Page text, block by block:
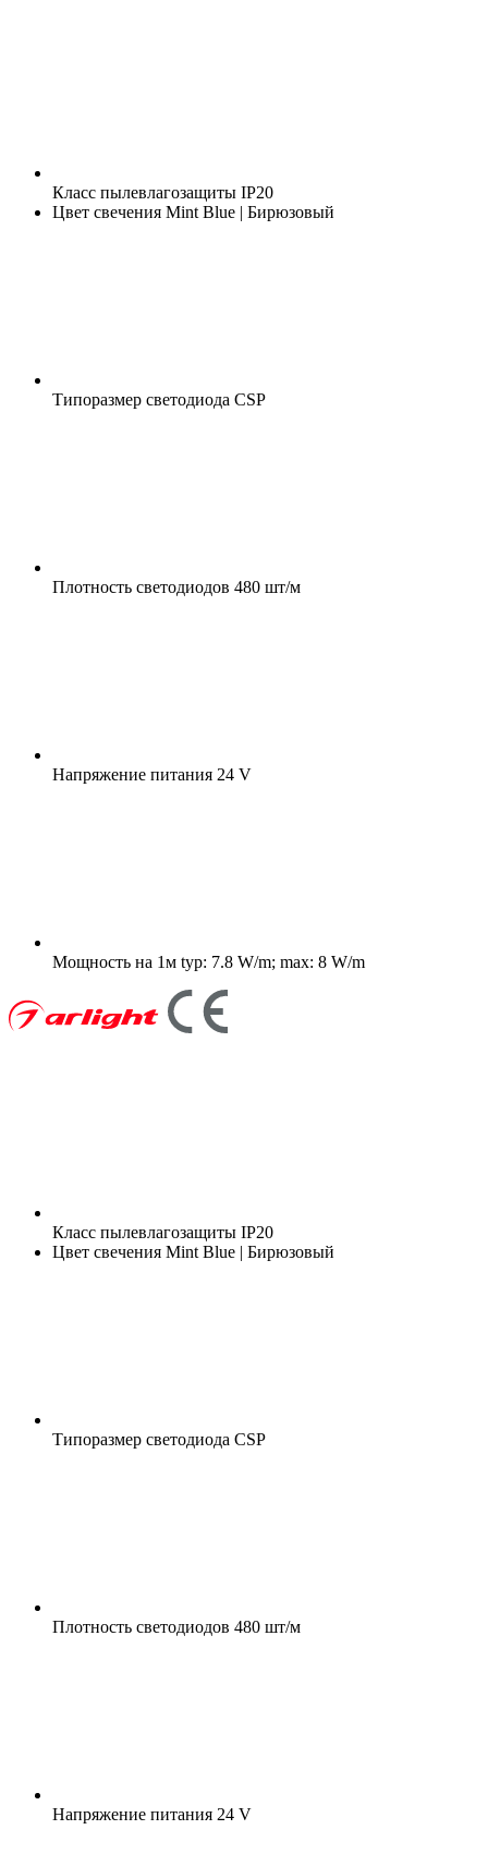
Класс пылевлагозащиты IP20
Цвет свечения Mint Blue | Бирюзовый
Типоразмер светодиода CSP
Плотность светодиодов 480 шт/м
Напряжение питания 24 V
Мощность на 1м typ: 7.8 W/m; max: 8 W/m
Класс пылевлагозащиты IP20
Цвет свечения Mint Blue | Бирюзовый
Типоразмер светодиода CSP
Плотность светодиодов 480 шт/м
Напряжение питания 24 V